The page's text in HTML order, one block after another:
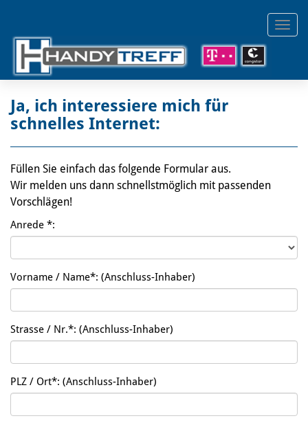
Ja, ich interessiere mich für
schnelles Internet:
Füllen Sie einfach das folgende Formular aus.
Wir melden uns dann schnellstmöglich mit passenden
Vorschlägen!
Anrede *:
Vorname / Name*: (Anschluss-Inhaber)
Strasse / Nr.*: (Anschluss-Inhaber)
PLZ / Ort*: (Anschluss-Inhaber)